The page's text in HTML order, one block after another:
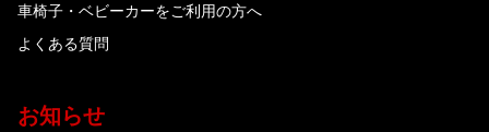
車椅子・ベビーカーをご利用の方へ
よくある質問
お知らせ